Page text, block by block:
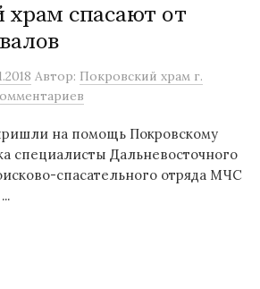
храм спасают от
Автор: Покровский храм г.
на помощь Покровскому
специалисты Дальневосточного
спасательного отряда МЧС